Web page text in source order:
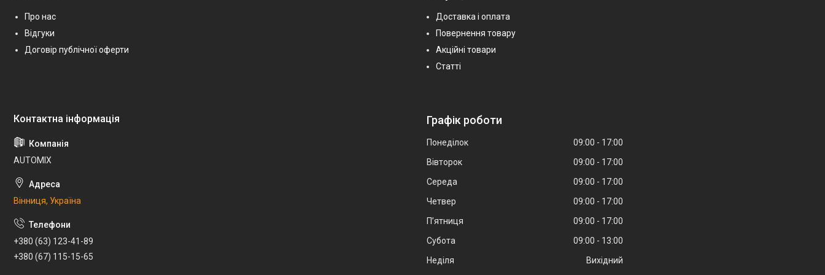
Про нас
Відгуки
Договір публічної оферти
Доставка і оплата
Повернення товару
Акційні товари
Статті
AUTOMIX
Вінниця, Україна
+380 (63) 123-41-89
+380 (67) 115-15-65
Графік роботи
Понеділок 09:00
17:00
Вівторок
09:00
17:00
Середа
09:00
17:00
Четвер
09:00
17:00
Пʼятниця
09:00
17:00
Субота
09:00
13:00
Неділя
Вихідний